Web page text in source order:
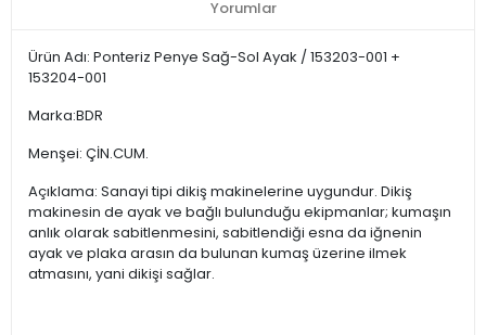
Yorumlar
Ürün Adı: Ponteriz Penye Sağ-Sol Ayak / 153203-001 +
153204-001
Marka:BDR
Menşei: ÇİN.CUM.
Açıklama: Sanayi tipi dikiş makinelerine uygundur. Dikiş
makinesin de ayak ve bağlı bulunduğu ekipmanlar; kumaşın
anlık olarak sabitlenmesini, sabitlendiği esna da iğnenin
ayak ve plaka arasın da bulunan kumaş üzerine ilmek
atmasını, yani dikişi sağlar.